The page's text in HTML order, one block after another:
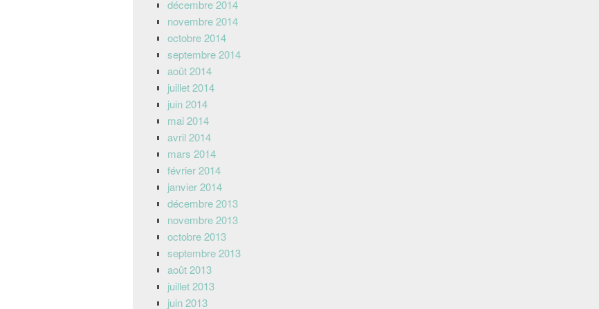
décembre 2014
novembre 2014
octobre 2014
septembre 2014
août 2014
juillet 2014
juin 2014
mai 2014
avril 2014
mars 2014
février 2014
janvier 2014
décembre 2013
novembre 2013
octobre 2013
septembre 2013
août 2013
juillet 2013
juin 2013